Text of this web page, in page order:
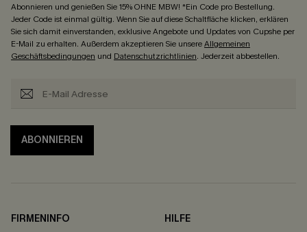
Abonnieren und genießen Sie 15% OHNE MBW! *Ein Code pro Bestellung.
Jeder Code ist einmal gültig. Wenn Sie auf diese Schaltfläche klicken, erklären
Sie sich damit einverstanden, exklusive Angebote und Updates von Cupshe per
E-Mail zu erhalten. Außerdem akzeptieren Sie unsereAllgemeinen
Geschäftsbedingungen und Datenschutzrichtlinien. Jederzeit abbestellen.
ABONNIEREN
FIRMENINFO
HILFE